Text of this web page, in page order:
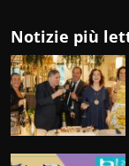
Notizie più